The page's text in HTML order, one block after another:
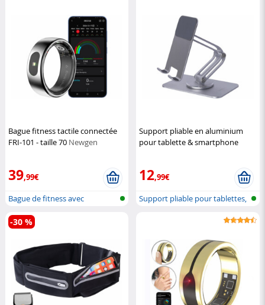
Bague fitness tactile connectée
FRI-101 - taille 70 Newgen
39,99€
Bague de fitness avec
commande tact...
Support pliable en aluminium
pour tablette & smartphone
12,99€
Support pliable pour tablettes,
-30 %